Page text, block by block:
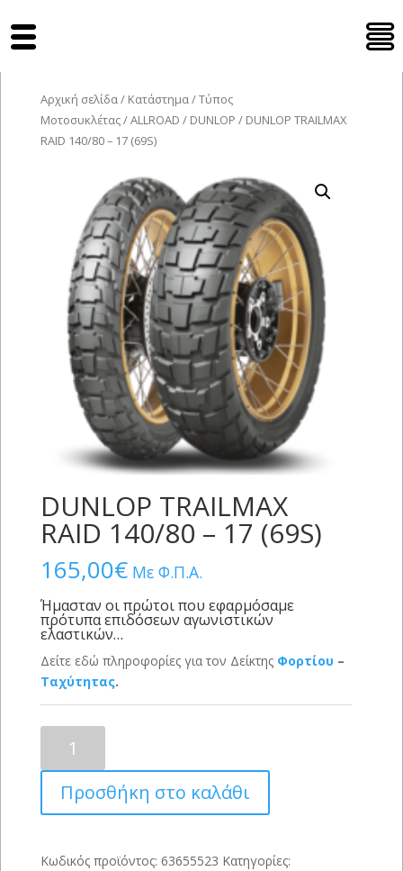
Αρχική σελίδα/ Κατάστημα/Τύπος
Μοτοσυκλέτας/ALLROAD / DUNLOP / DUNLOP TRAILMAX
RAID 140/80 – 17 (69S)
DUNLOP TRAILMAX
RAID 140/80 – 17 (69S)
165,00€ Με Φ.Π.Α.
Ήμασταν οι πρώτοι που εφαρμόσαμε
πρότυπα επιδόσεων αγωνιστικών
ελαστικών…
Δείτε εδώ πληροφορίες για τον Δείκτης Φορτίου –
Ταχύτητας.
TRAILMAX
RAID
140/80
-
(69S)
Προσθήκη στο καλάθι
Κωδικός προϊόντος: 63655523 Κατηγορίες: